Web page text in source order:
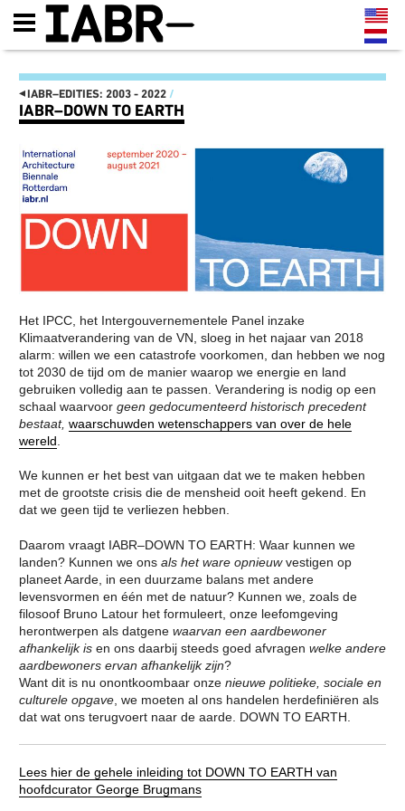
◂IABR–EDITIES: 2003 - 2022 /
IABR–DOWN TO EARTH
Het IPCC, het Intergouvernementele Panel inzake
Klimaatverandering van de VN, sloeg in het najaar van 2018
alarm: willen we een catastrofe voorkomen, dan hebben we nog
tot 2030 de tijd om de manier waarop we energie en land
gebruiken volledig aan te passen. Verandering is nodig op een
schaal waarvoor geen gedocumenteerd historisch precedent
bestaat, waarschuwden wetenschappers van over de hele
wereld
We kunnen er het best van uitgaan dat we te maken hebben
met de grootste crisis die de mensheid ooit heeft gekend. En
dat we geen tijd te verliezen hebben.
Daarom vraagt IABR–DOWN TO EARTH: Waar kunnen we
landen? Kunnen we ons als het ware opnieuwvestigen op
planeet Aarde, in een duurzame balans met andere
levensvormen en één met de natuur? Kunnen we, zoals de
filosoof Bruno Latour het formuleert, onze leefomgeving
herontwerpen als datgene waarvan een aardbewoner
afhankelijk is en ons daarbij steeds goed afvragen welke andere
aardbewoners ervan afhankelijk zijn?
Want dit is nu onontkoombaar onze nieuwe politieke, sociale en
culturele opgave , we moeten al ons handelen herdefiniëren als
dat wat ons terugvoert naar de aarde. DOWN TO EARTH.
Lees hier de gehele inleiding tot DOWN TO EARTH van
hoofdcurator George Brugmans
IT'S ABOUT TIME 2022
IT'S ABOUT TIME
MINISTERIE VAN MAAK!
MANIFESTO
OPENING IT’S ABOUT TIME:
DRIEDAAGS PROGRAMMA 22,
23 EN 24 SEPTEMBER
HERBRUIKBARE
INDUSTRIËLE MATERIALEN
IT’S ABOUT TIME: OPEN
OPROEP AAN BEDRIJVEN EN
OVERHEDEN
HET IS TIJD OM HET
RADICAAL ANDERS TE
GAAN DOEN
IT’S ABOUT TIME: OPEN CALL
CURATORIAL STATEMENT:
CURATORENTEAM VAN DE
10E INTERNATIONALE
ARCHITECTUUR BIENNALE
ROTTERDAM
IABR–DOWN TO EARTH
AGENDA IABR–DOWN TO
EARTH
CURATOR INLEIDING DOWN
TO EARTH
TO EARTH
GEORGE BRUGMANS
THIJS VAN SPAANDONK
RIANNE MAKKINK EN
JURGEN BEY
EVA PFANNES
ROBBERT DE VRIEZE
TENTOONSTELLING: THE
DE STAART: DE
VIJF DEELSTUDIES
CREDITS
DE IABR EN WATER
NEXT MEET-UPS
NEXT GENERATION
CATALOGUS
IABR–2016–ATELIERS
NEXT WEB MAGAZINE
MAARTEN HAJER,
HOOFDCURATOR IABR–
2016
PARTNERS
IABR–2014–URBAN BY
NATURE
DE TENTOONSTELLING
DE AARDE EEN TUIN
VERSTEDELIJKTE
WERELD
BOUWEN MET DE
NATUUR
ONDERGROND
DE GROND ONDER
ONZE VOETEN
STADSLANDSCHAP EN
KLIMAATVERANDERING
RESILIENCE
REBUILD BY DESIGN
NEW MEADOWLANDS
HET STEDELIJKE
METABOLISME
DE UITDAGING VAN DE
EEUW
THE VERNON CITY
METROPOLITAN
STRATEGIEËN VOOR HET
STADSLANDSCHAP
HET MOZAÏEK VAN